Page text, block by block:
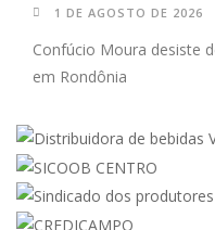
1 DE AGOSTO DE 2026
Confúcio Moura desiste
em Rondônia